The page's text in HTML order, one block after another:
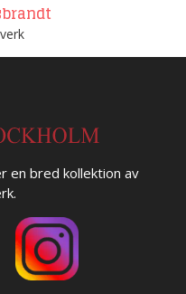
en bred kollektion av